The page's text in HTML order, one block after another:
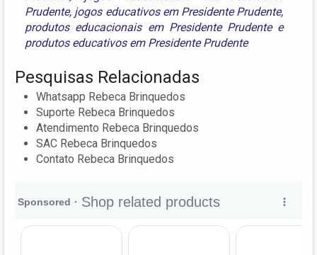
Prudente, jogos educativos em Presidente Prudente,
produtos educacionais em Presidente Prudentee
produtos educativos em Presidente Prudente
Pesquisas Relacionadas
Whatsapp Rebeca Brinquedos
Suporte Rebeca Brinquedos
Atendimento Rebeca Brinquedos
SAC Rebeca Brinquedos
Contato Rebeca Brinquedos